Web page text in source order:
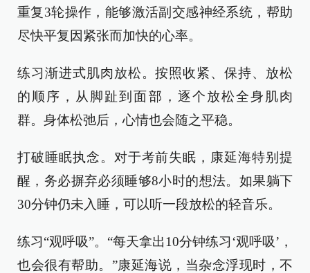
重复3轮操作，能够激活副交感神经系统，帮助
尽快平复因紧张而加快的心率。
练习渐进式肌肉放松。按照收紧、保持、放松
的顺序，从脚趾到面部，逐个放松全身肌肉
群。身体松弛后，心情也会随之平稳。
打破睡眠执念。对于考前失眠，康延海特别提
醒，务必摒弃必须睡够8小时的想法。如果躺下
30分钟仍未入睡，可以听一段放松的轻音乐。
练习“观呼吸”。“每天拿出10分钟练习‘观呼吸’，
也会很有帮助。”康延海说，当杂念浮现时，不